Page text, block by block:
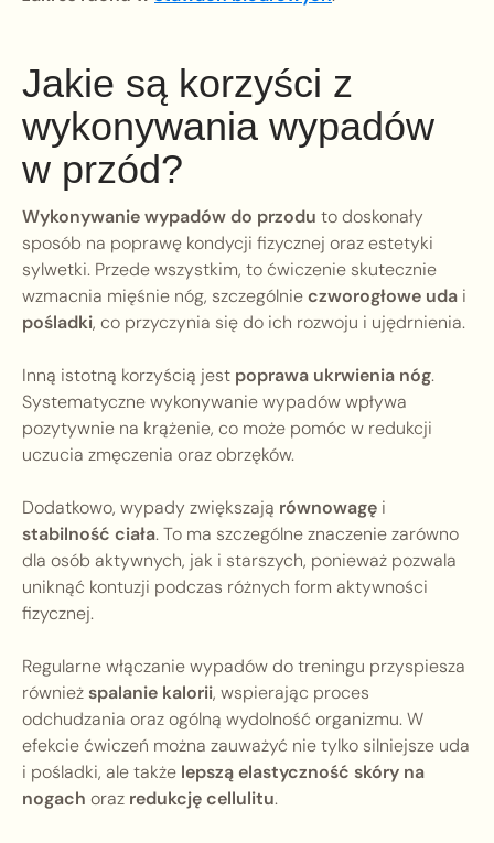
Jakie są korzyści z
wykonywania wypadów
w przód?
Wykonywanie wypadów do przodu to doskonały
sposób na poprawę kondycji fizycznej oraz estetyki
sylwetki. Przede wszystkim, to ćwiczenie skutecznie
wzmacnia mięśnie nóg, szczególnieczworogłowe uda i
pośladki, co przyczynia się do ich rozwoju i ujędrnienia.
Inną istotną korzyścią jest poprawa ukrwienia nóg.
Systematyczne wykonywanie wypadów wpływa
pozytywnie na krążenie, co może pomóc w redukcji
uczucia zmęczenia oraz obrzęków.
Dodatkowo, wypady zwiększają równowagę i
stabilność ciała. To ma szczególne znaczenie zarówno
dla osób aktywnych, jak i starszych, ponieważ pozwala
uniknąć kontuzji podczas różnych form aktywności
fizycznej.
Regularne włączanie wypadów do treningu przyspiesza
równieżspalanie kalorii, wspierając proces
odchudzania oraz ogólną wydolność organizmu. W
efekcie ćwiczeń można zauważyć nie tylko silniejsze uda
i pośladki, ale także lepszą elastyczność skóry na
nogach oraz redukcję cellulitu.